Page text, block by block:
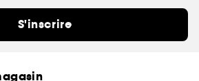
S'inscrire